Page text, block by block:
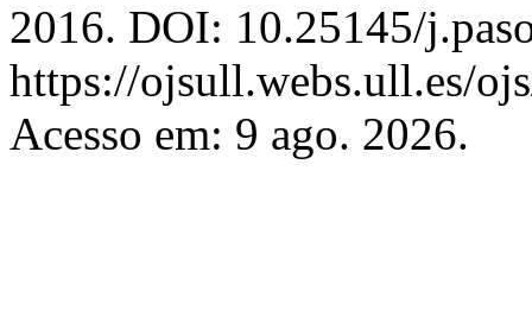
2016. DOI: 10.25145/
https://ojsull.webs.ull.es/
Acesso em: 9 ago. 2026.